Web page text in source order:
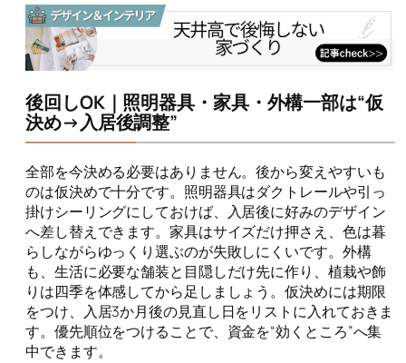
後回しOK｜照明器具・家具・外構一部は“仮
決め→入居後調整”
全部を今決める必要はありません。後から変えやすいも
のは仮決めで十分です。照明器具はダクトレールや引っ
掛けシーリングにしておけば、入居後に好みのデザイン
へ差し替えできます。家具はサイズだけ押さえ、色は暮
らしながらゆっくり選ぶのが失敗しにくいです。外構
も、生活に必要な舗装と目隠しだけ先に作り、植栽や飾
りは四季を体感してから足しましょう。仮決めには期限
をつけ、入居3か月後の見直し日をリストに入れておきま
す。優先順位をつけることで、資金を“効くところ”へ集
中できます。